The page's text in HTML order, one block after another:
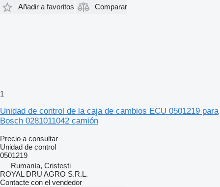
Añadir a favoritos
Comparar
1
Unidad de control de la caja de cambios ECU 0501219 para
Bosch 0281011042 camión
Precio a consultar
Unidad de control
0501219
Rumanía, Cristesti
ROYAL DRU AGRO S.R.L.
Contacte con el vendedor